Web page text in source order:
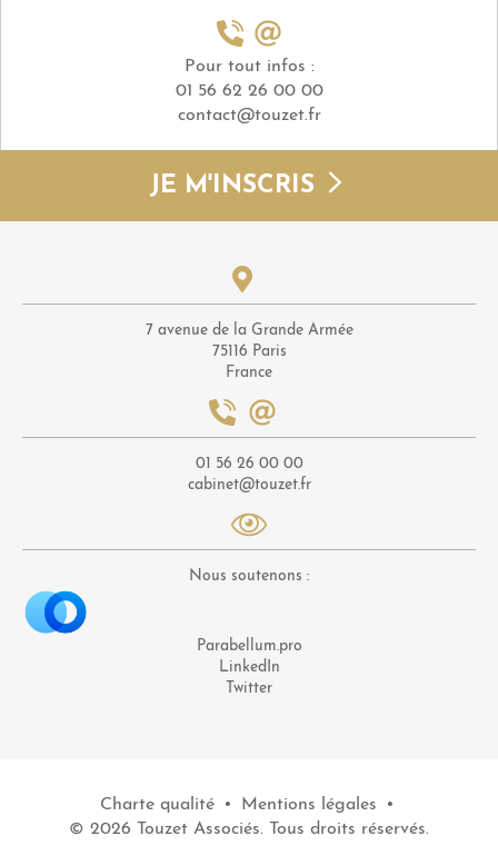
Pour tout infos :
01 56 62 26 00 00
contact@touzet.fr
JE M'INSCRIS
7 avenue de la Grande Armée
75116 Paris
France
01 56 26 00 00
cabinet@touzet.fr
Nous soutenons :
Parabellum.pro
LinkedIn
Twitter
Charte qualité • Mentions légales
•
© 2026 Touzet Associés. Tous droits réservés.